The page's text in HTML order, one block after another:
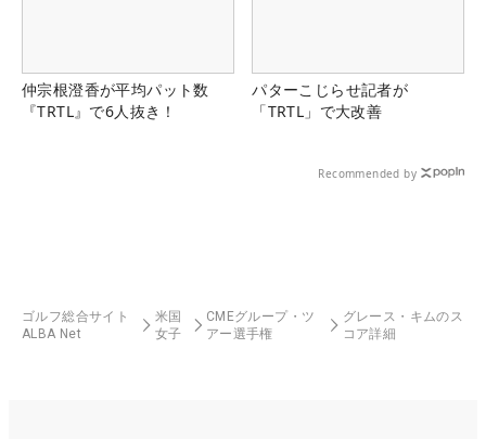
仲宗根澄香が平均パット数
『TRTL』で6人抜き！
パターこじらせ記者が
「TRTL」で大改善
Recommended by
ゴルフ総合サイト
ALBA Net
米国
女子
CMEグループ・ツ
アー選手権
グレース・キムのス
コア詳細